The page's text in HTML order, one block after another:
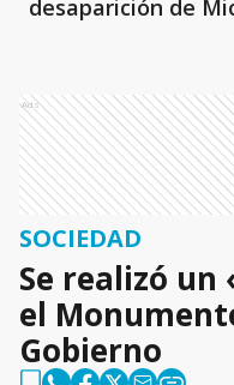
desaparición de
Ads
SOCIEDAD
Se realizó
el
Gobierno